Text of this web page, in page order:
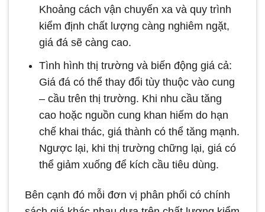
Khoảng cách vận chuyển xa và quy trình
kiểm định chất lượng càng nghiêm ngặt,
giá đá sẽ càng cao.
Tình hình thị trường và biến động giá cả:
Giá đá có thể thay đổi tùy thuộc vào cung
– cầu trên thị trường. Khi nhu cầu tăng
cao hoặc nguồn cung khan hiếm do hạn
chế khai thác, giá thành có thể tăng mạnh.
Ngược lại, khi thị trường chững lại, giá có
thể giảm xuống để kích cầu tiêu dùng.
Bên cạnh đó mỗi đơn vị phân phối có chính